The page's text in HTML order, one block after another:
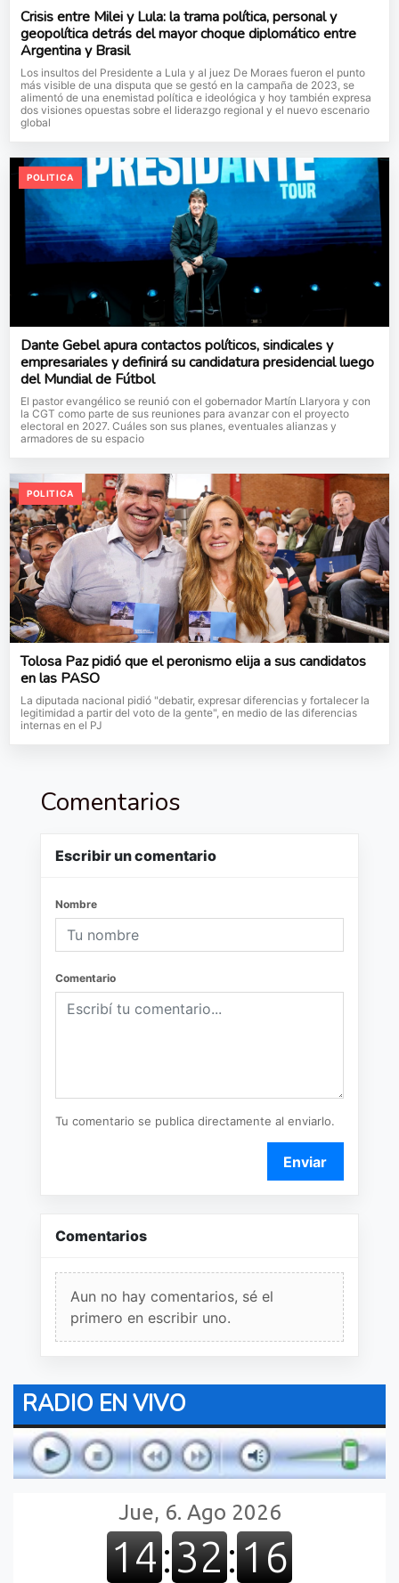
Crisis entre Milei y Lula: la trama política, personal y
geopolítica detrás del mayor choque diplomático entre
Argentina y Brasil
Los insultos del Presidente a Lula y al juez De Moraes fueron el punto
más visible de una disputa que se gestó en la campaña de 2023, se
alimentó de una enemistad política e ideológica y hoy también expresa
dos visiones opuestas sobre el liderazgo regional y el nuevo escenario
global
POLITICA
Dante Gebel apura contactos políticos, sindicales y
empresariales y definirá su candidatura presidencial luego
del Mundial de Fútbol
El pastor evangélico se reunió con el gobernador Martín Llaryora y con
la CGT como parte de sus reuniones para avanzar con el proyecto
electoral en 2027. Cuáles son sus planes, eventuales alianzas y
armadores de su espacio
POLITICA
Tolosa Paz pidió que el peronismo elija a sus candidatos
en las PASO
La diputada nacional pidió "debatir, expresar diferencias y fortalecer la
legitimidad a partir del voto de la gente", en medio de las diferencias
internas en el PJ
Comentarios
Escribir un comentario
Nombre
Comentario
Tu comentario se publica directamente al enviarlo.
Enviar
Comentarios
Aun no hay comentarios, sé el
primero en escribir uno.
RADIO EN VIVO